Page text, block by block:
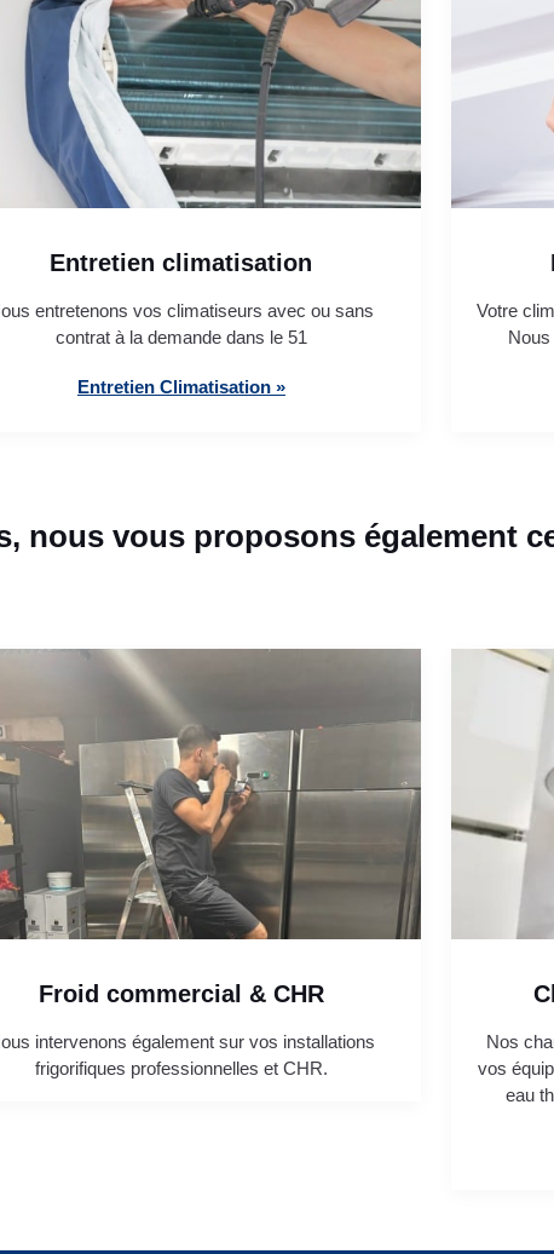
Entretien climatisation
entretenons vos climatiseurs avec ou sans
contrat à la demande dans le 51
Entretien Climatisation »
Votre
nous vous proposons également
Froid commercial & CHR
intervenons également sur vos installations
frigorifiques professionnelles et CHR.
Nos
vos
eau